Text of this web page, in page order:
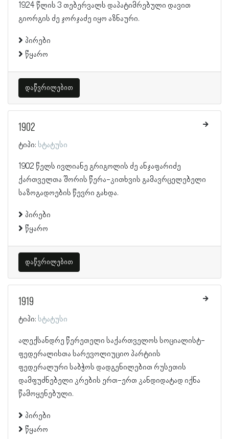
1924 წლის 3 თებერვალს დაპატიმრებული დავით
გიორგის ძე ჯორჯაძე იყო აზნაური.
პირები
წყარო
დაწვრილებით
1902
ტიპი: სტატუსი
1902 წელს ივლიანე გრიგოლის ძე ანჯაფარიძე
ქართველთა შორის წერა-კითხვის გამავრცელებელი
საზოგადოების წევრი გახდა.
პირები
წყარო
დაწვრილებით
1919
ტიპი: სტატუსი
ალექსანდრე წერეთელი საქართველოს სოციალისტ-
ფედერალისთა სარევოლიუციო პარტიის
ფედერალური საბჭოს დადგენილებით რუსეთის
დამფუძნებელი კრების ერთ-ერთ კანდიდატად იქნა
წამოყენებული.
პირები
წყარო